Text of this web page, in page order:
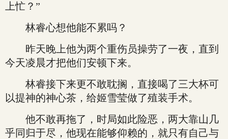
上忙？”
林睿心想他能不累吗？
昨天晚上他为两个重伤员操劳了一夜，直到
今天凌晨才把他们安顿下来。
林睿接下来更不敢耽搁，直接喝了三大杯可
以提神的神心茶，给姬雪莹做了殖装手术。
他不敢再拖了，时局如此险恶，两大靠山几
乎同归于尽，他现在能够仰赖的，就只有自己与